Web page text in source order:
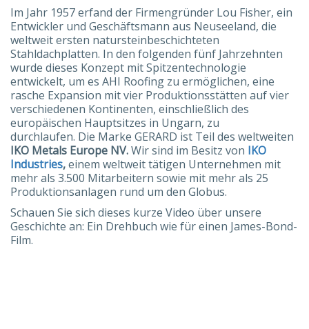
Im Jahr 1957 erfand der Firmengründer Lou Fisher, ein
Entwickler und Geschäftsmann aus Neuseeland, die
weltweit ersten natursteinbeschichteten
Stahldachplatten. In den folgenden fünf Jahrzehnten
wurde dieses Konzept mit Spitzentechnologie
entwickelt, um es AHI Roofing zu ermöglichen, eine
rasche Expansion mit vier Produktionsstätten auf vier
verschiedenen Kontinenten, einschließlich des
europäischen Hauptsitzes in Ungarn, zu
durchlaufen. Die Marke GERARD ist Teil des weltweiten
IKO Metals Europe NV.Wir sind im Besitz von IKO
Industries,einem weltweit tätigen Unternehmen mit
mehr als 3.500 Mitarbeitern sowie mit mehr als 25
Produktionsanlagen rund um den Globus.
Schauen Sie sich dieses kurze Video über unsere
Geschichte an: Ein Drehbuch wie für einen James-Bond-
Film.